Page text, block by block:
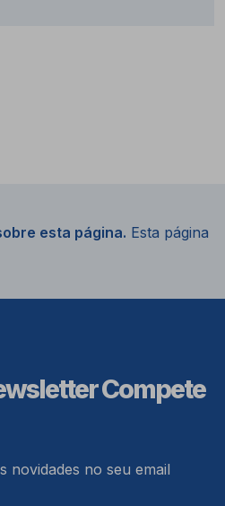
esta página. Esta página
Compete
novidades no seu email